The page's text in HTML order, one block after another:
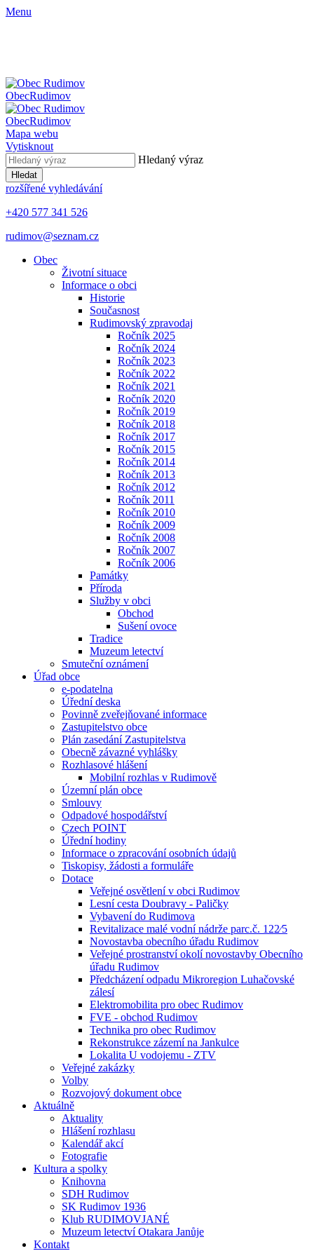
Menu
ObecRudimov
ObecRudimov
Mapa webu
Vytisknout
Hledaný výraz
Hledat
rozšířené vyhledávání
+420 577 341 526
rudimov@seznam.cz
Obec
Životní situace
Informace o obci
Historie
Současnost
Rudimovský zpravodaj
Ročník 2025
Ročník 2024
Ročník 2023
Ročník 2022
Ročník 2021
Ročník 2020
Ročník 2019
Ročník 2018
Ročník 2017
Ročník 2015
Ročník 2014
Ročník 2013
Ročník 2012
Ročník 2011
Ročník 2010
Ročník 2009
Ročník 2008
Ročník 2007
Ročník 2006
Památky
Příroda
Služby v obci
Obchod
Sušení ovoce
Tradice
Muzeum letectví
Smuteční oznámení
Úřad obce
e-podatelna
Úřední deska
Povinně zveřejňované informace
Zastupitelstvo obce
Plán zasedání Zastupitelstva
Obecně závazné vyhlášky
Rozhlasové hlášení
Mobilní rozhlas v Rudimově
Územní plán obce
Smlouvy
Odpadové hospodářství
Czech POINT
Úřední hodiny
Informace o zpracování osobních údajů
Tiskopisy, žádosti a formuláře
Dotace
Veřejné osvětlení v obci Rudimov
Lesní cesta Doubravy - Paličky
Vybavení do Rudimova
Revitalizace malé vodní nádrže parc.č. 122⁄5
Novostavba obecního úřadu Rudimov
Veřejné prostranství okolí novostavby Obecního
úřadu Rudimov
Předcházení odpadu Mikroregion Luhačovské
zálesí
Elektromobilita pro obec Rudimov
FVE - obchod Rudimov
Technika pro obec Rudimov
Rekonstrukce zázemí na Jankulce
Lokalita U vodojemu - ZTV
Veřejné zakázky
Volby
Rozvojový dokument obce
Aktuálně
Aktuality
Hlášení rozhlasu
Kalendář akcí
Fotografie
Kultura a spolky
Knihovna
SDH Rudimov
SK Rudimov 1936
Klub RUDIMOVJANÉ
Muzeum letectví Otakara Janůje
Kontakt